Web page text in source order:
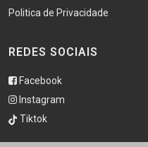
Politica de Privacidade
REDES SOCIAIS
Facebook
Instagram
Tiktok